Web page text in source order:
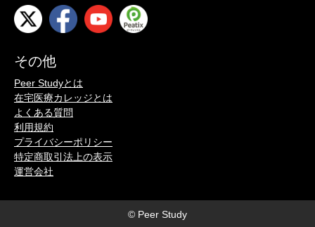
その他
Peer Studyとは
在宅医療カレッジとは
よくある質問
利用規約
プライバシーポリシー
特定商取引法上の表示
運営会社
© Peer Study